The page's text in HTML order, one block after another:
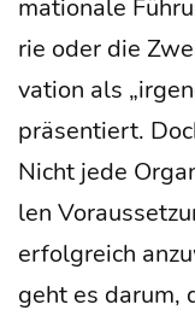
ma­tio­na­le
rie oder die
va­ti­on als
prä­sen­tiert.
Nicht jede
len
erfolg­reich
geht es dar­um,